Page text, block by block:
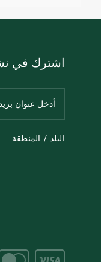
اشترك في
البلد / المنطقة